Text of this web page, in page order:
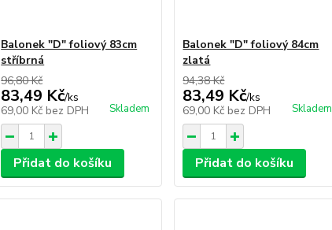
Balonek "D" foliový 83cm
stříbrná
96,80 Kč
83,49 Kč/ks
69,00 Kč bez DPH Skladem
Přidat do košíku
Balonek "D" foliový 84cm
zlatá
94,38 Kč
83,49 Kč/ks
69,00 Kč bez DPH Skladem
Přidat do košíku